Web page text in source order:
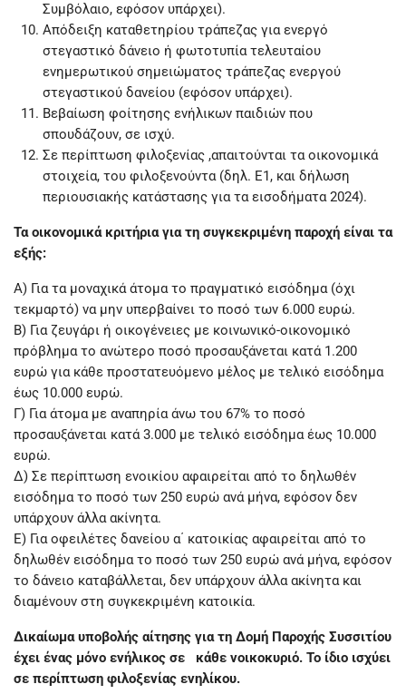
Συμβόλαιο, εφόσον υπάρχει).
Απόδειξη καταθετηρίου τράπεζας για ενεργό
στεγαστικό δάνειο ή φωτοτυπία τελευταίου
ενημερωτικού σημειώματος τράπεζας ενεργού
στεγαστικού δανείου (εφόσον υπάρχει).
Βεβαίωση φοίτησης ενήλικων παιδιών που
σπουδάζουν, σε ισχύ.
Σε περίπτωση φιλοξενίας ,απαιτούνται τα οικονομικά
στοιχεία, του φιλοξενούντα (δηλ. Ε1, και δήλωση
περιουσιακής κατάστασης για τα εισοδήματα 2024).
Τα οικονομικά κριτήρια για τη συγκεκριμένη παροχή είναι τα
εξής:
Α) Για τα μοναχικά άτομα το πραγματικό εισόδημα (όχι
τεκμαρτό) να μην υπερβαίνει το ποσό των 6.000 ευρώ.
Β) Για ζευγάρι ή οικογένειες με κοινωνικό-οικονομικό
πρόβλημα το ανώτερο ποσό προσαυξάνεται κατά 1.200
ευρώ για κάθε προστατευόμενο μέλος με τελικό εισόδημα
έως 10.000 ευρώ.
Γ) Για άτομα με αναπηρία άνω του 67% το ποσό
προσαυξάνεται κατά 3.000 με τελικό εισόδημα έως 10.000
ευρώ.
Δ) Σε περίπτωση ενοικίου αφαιρείται από το δηλωθέν
εισόδημα το ποσό των 250 ευρώ ανά μήνα, εφόσον δεν
υπάρχουν άλλα ακίνητα.
Ε) Για οφειλέτες δανείου α΄ κατοικίας αφαιρείται από το
δηλωθέν εισόδημα το ποσό των 250 ευρώ ανά μήνα, εφόσον
το δάνειο καταβάλλεται, δεν υπάρχουν άλλα ακίνητα και
διαμένουν στη συγκεκριμένη κατοικία.
Δικαίωμα υποβολής αίτησης για τη Δομή Παροχής Συσσιτίου
έχει ένας μόνο ενήλικος σε κάθε νοικοκυριό. Το ίδιο ισχύει
σε περίπτωση φιλοξενίας ενηλίκου.